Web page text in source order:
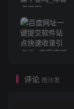
评论 抢沙发